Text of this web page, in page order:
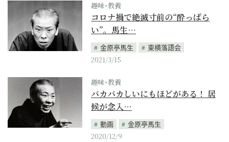
趣味･教養
コロナ禍で絶滅寸前の“酔っぱら
い”。馬生…
金原亭馬生
東横落語会
2021/3/15
趣味･教養
バカバカしいにもほどがある！ 居
候が念入…
動画
金原亭馬生
2020/12/9